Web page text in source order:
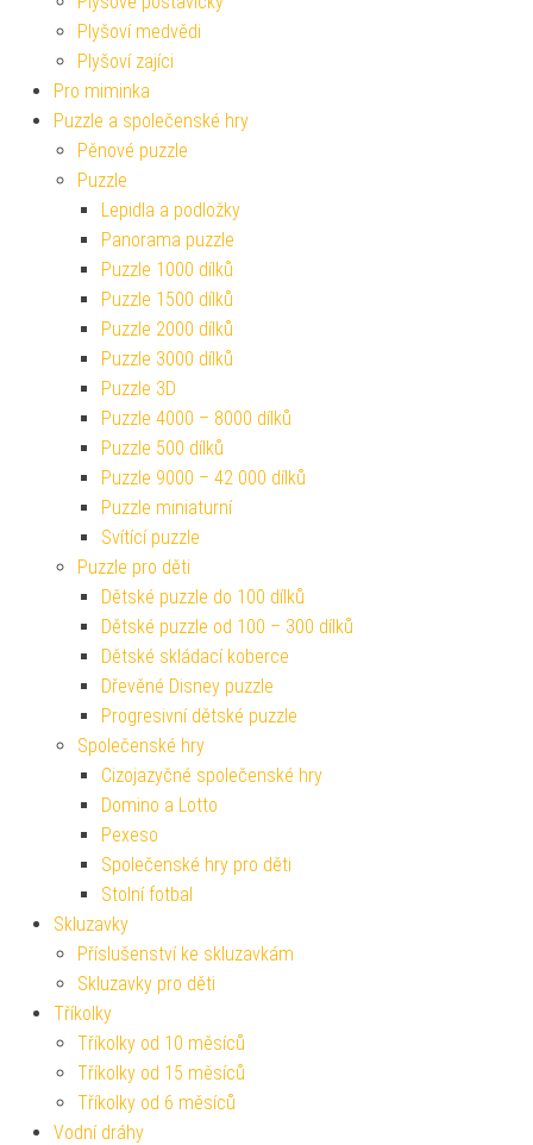
Plyšoví medvědi
Plyšoví zajíci
Pro miminka
Puzzle a společenské hry
Pěnové puzzle
Puzzle
Lepidla a podložky
Panorama puzzle
Puzzle 1000 dílků
Puzzle 1500 dílků
Puzzle 2000 dílků
Puzzle 3000 dílků
Puzzle 3D
Puzzle 4000 – 8000 dílků
Puzzle 500 dílků
Puzzle 9000 – 42 000 dílků
Puzzle miniaturní
Svítící puzzle
Puzzle pro děti
Dětské puzzle do 100 dílků
Dětské puzzle od 100 – 300 dílků
Dětské skládací koberce
Dřevěné Disney puzzle
Progresivní dětské puzzle
Společenské hry
Cizojazyčné společenské hry
Domino a Lotto
Pexeso
Společenské hry pro děti
Stolní fotbal
Skluzavky
Příslušenství ke skluzavkám
Skluzavky pro děti
Tříkolky
Tříkolky od 10 měsíců
Tříkolky od 15 měsíců
Tříkolky od 6 měsíců
Vodní dráhy